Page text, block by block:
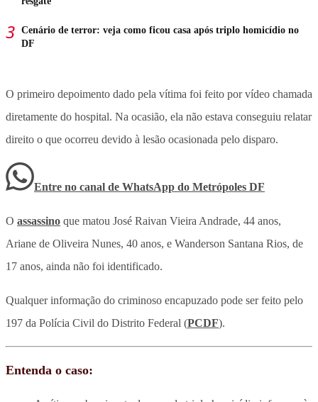
Cenário de terror: veja como ficou casa após triplo homicídio no
DF
O primeiro depoimento dado pela vítima foi feito por vídeo chamada
diretamente do hospital. Na ocasião, ela não estava conseguiu relatar
direito o que ocorreu devido à lesão ocasionada pelo disparo.
Entre no canal de WhatsApp do Metrópoles DF
O assassino que matou José Raivan Vieira Andrade, 44 anos,
Ariane de Oliveira Nunes, 40 anos, e Wanderson Santana Rios, de
17 anos, ainda não foi identificado.
Qualquer informação do criminoso encapuzado pode ser feito pelo
197 da Polícia Civil do Distrito Federal (PCDF).
Entenda o caso: